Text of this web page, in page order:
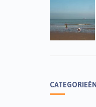
CATEGORIEËN